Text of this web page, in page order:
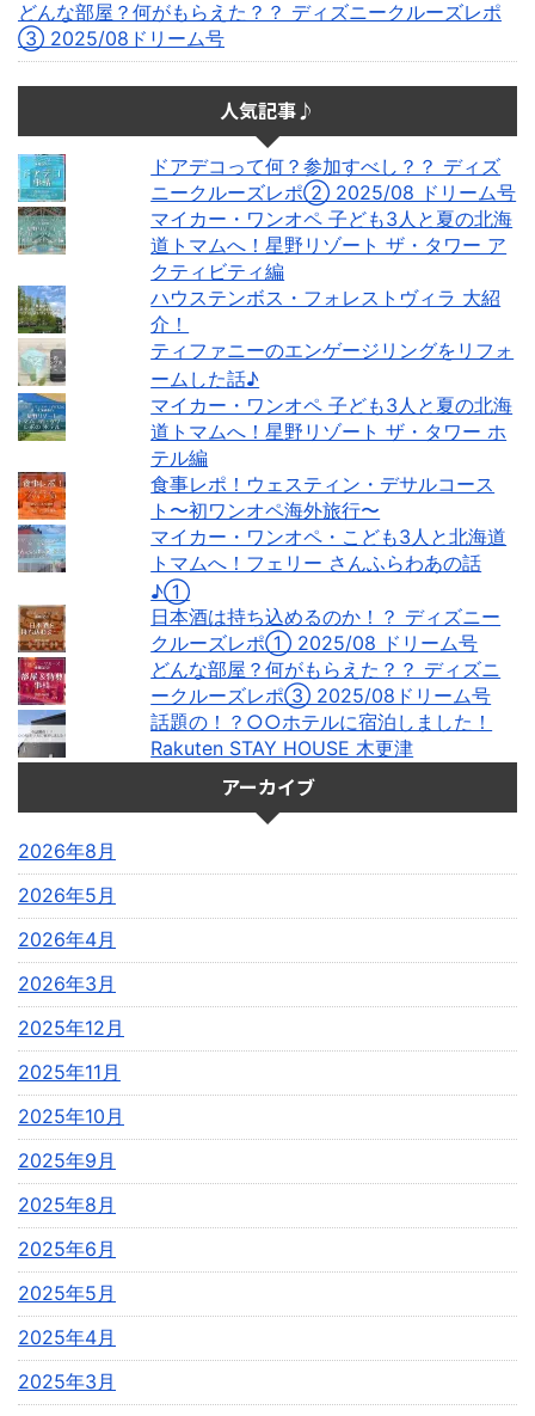
どんな部屋？何がもらえた？？ ディズニークルーズレポ
③ 2025/08ドリーム号
人気記事♪
ドアデコって何？参加すべし？？ ディズ
ニークルーズレポ② 2025/08 ドリーム号
マイカー・ワンオペ 子ども3人と夏の北海
道トマムへ！星野リゾート ザ・タワー ア
クティビティ編
ハウステンボス・フォレストヴィラ 大紹
介！
ティファニーのエンゲージリングをリフォ
ームした話♪
マイカー・ワンオペ 子ども3人と夏の北海
道トマムへ！星野リゾート ザ・タワー ホ
テル編
食事レポ！ウェスティン・デサルコース
ト〜初ワンオペ海外旅行〜
マイカー・ワンオペ・こども3人と北海道
トマムへ！フェリー さんふらわあの話
♪①
日本酒は持ち込めるのか！？ ディズニー
クルーズレポ① 2025/08 ドリーム号
どんな部屋？何がもらえた？？ ディズニ
ークルーズレポ③ 2025/08ドリーム号
話題の！？○○ホテルに宿泊しました！
Rakuten STAY HOUSE 木更津
アーカイブ
2026年8月
2026年5月
2026年4月
2026年3月
2025年12月
2025年11月
2025年10月
2025年9月
2025年8月
2025年6月
2025年5月
2025年4月
2025年3月